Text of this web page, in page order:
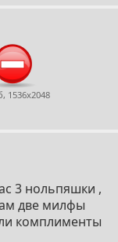
1536x2048
3 нольпяшки ,
две милфы
комплименты